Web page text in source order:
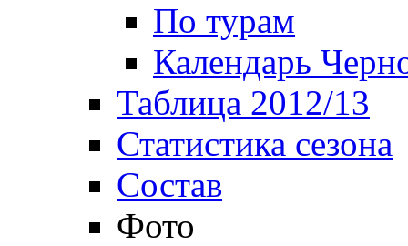
По турам
Календарь
Таблица 2012/13
Статистика сезона
Состав
Фото